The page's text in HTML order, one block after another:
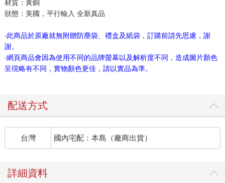
材質：黃銅
狀態：美國，平行輸入 全新真品
‧此商品於原廠就無附贈防塵袋、禮盒及紙袋，訂購前請先思慮，謝
謝。
‧網頁商品會因為使用不同的品牌螢幕以及解析度不同，造成圖片顏色
呈現略有不同，實物顏色更佳，請以實品為準。
配送方式
台灣 國內宅配：本島（廠商出貨）
詳細資料